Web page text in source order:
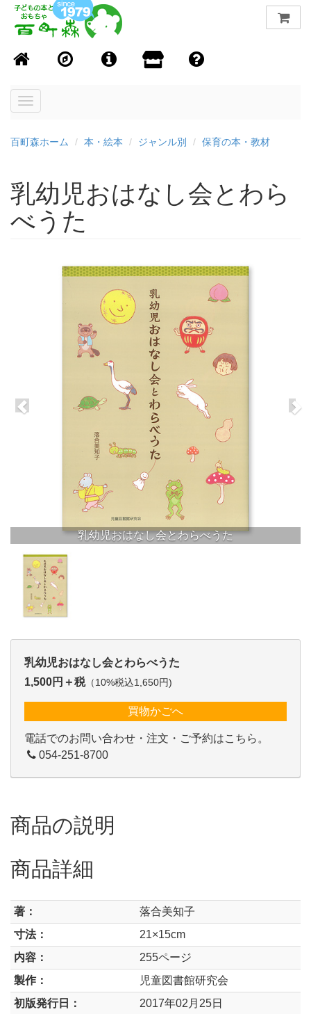
Toggle
百町森ホーム 本・絵本 ジャンル別 保育の本・教材
乳幼児おはなし会とわら
べうた
乳幼児おはなし会とわらべうた
乳幼児おはなし会とわらべうた
1,500円＋税（10%税込1,650円)
買物かごへ
電話でのお問い合わせ・注文・ご予約はこちら。
054-251-8700
商品の説明
商品詳細
著：
落合美知子
寸法：
21×15cm
内容：
255ページ
製作：
児童図書館研究会
初版発行日：
2017年02月25日